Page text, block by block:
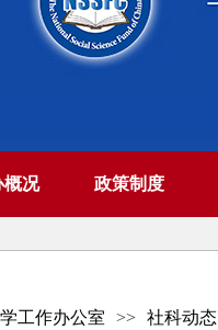
概况 政策制度
工作办公室 >> 社科动态